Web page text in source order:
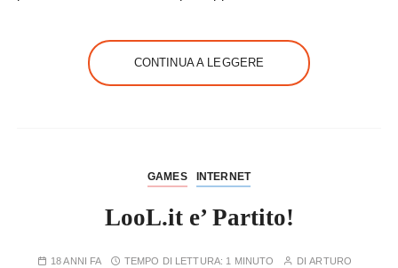
CONTINUA A LEGGERE
GAMES INTERNET
LooL.it e’ Partito!
18 ANNI FA TEMPO DI LETTURA: 1 MINUTO DIARTURO